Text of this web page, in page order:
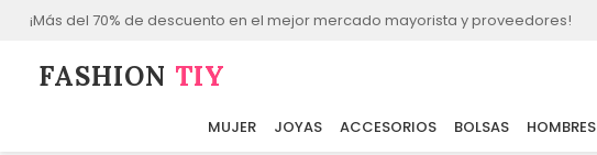
¡Más del 70% de descuento en el mejor mercado mayorista y proveedores!
FASHION⁠ TIY
MUJER JOYAS ACCESORIOS BOLSAS HOMBRES